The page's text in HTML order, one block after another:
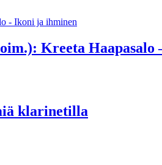
Kreeta
klarinetilla